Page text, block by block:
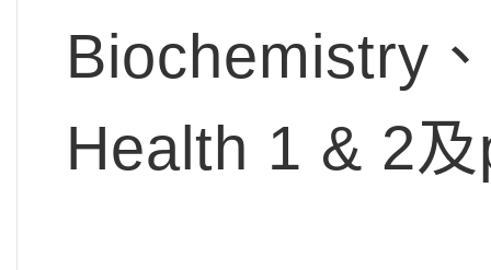
Biochemistry
Health 1 & 2